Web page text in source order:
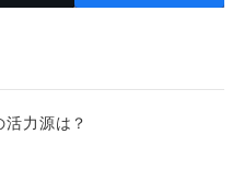
力源は？